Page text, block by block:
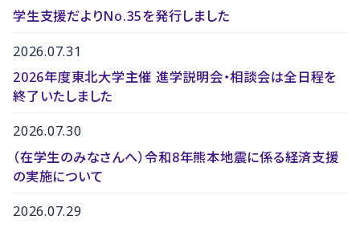
学生支援だよりNo.35を発行しました
2026.07.31
2026年度東北大学主催 進学説明会・相談会は全日程を
終了いたしました
2026.07.30
（在学生のみなさんへ）令和8年熊本地震に係る経済支援
の実施について
2026.07.29